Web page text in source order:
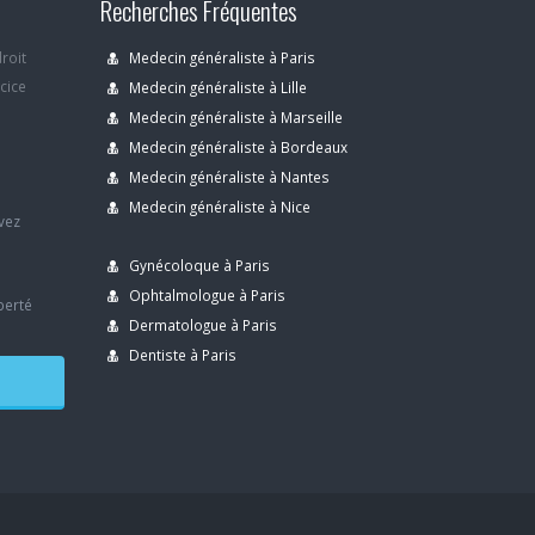
Recherches Fréquentes
Medecin généraliste à Paris
Medecin généraliste à Lille
Medecin généraliste à Marseille
Medecin généraliste à Bordeaux
Medecin généraliste à Nantes
Medecin généraliste à Nice
Gynécoloque à Paris
Ophtalmologue à Paris
Dermatologue à Paris
Dentiste à Paris